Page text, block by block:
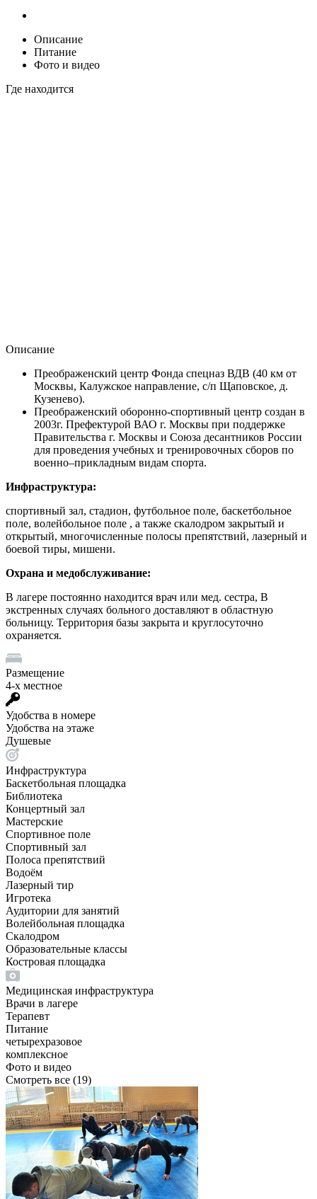
Описание
Питание
Фото и видео
Где находится
Описание
Преображенский центр Фонда спецназ ВДВ (40 км от
Москвы, Калужское направление, с/п Щаповское, д.
Кузенево).
Преображенский оборонно-спортивный центр создан в
2003г. Префектурой ВАО г. Москвы при поддержке
Правительства г. Москвы и Союза десантников России
для проведения учебных и тренировочных сборов по
военно–прикладным видам спорта.
Инфраструктура:
спортивный зал, стадион, футбольное поле, баскетбольное
поле, волейбольное поле , а также скалодром закрытый и
открытый, многочисленные полосы препятствий, лазерный и
боевой тиры, мишени.
Охрана и медобслуживание:
В лагере постоянно находится врач или мед. сестра, В
экстренных случаях больного доставляют в областную
больницу. Территория базы закрыта и круглосуточно
охраняется.
Размещение
4-х местное
Удобства в номере
Удобства на этаже
Душевые
Инфраструктура
Баскетбольная площадка
Библиотека
Концертный зал
Мастерские
Спортивное поле
Спортивный зал
Полоса препятствий
Водоём
Лазерный тир
Игротека
Аудитории для занятий
Волейбольная площадка
Скалодром
Образовательные классы
Костровая площадка
Медицинская инфраструктура
Врачи в лагере
Терапевт
Питание
четырехразовое
комплексное
Фото и видео
Смотреть все (19)